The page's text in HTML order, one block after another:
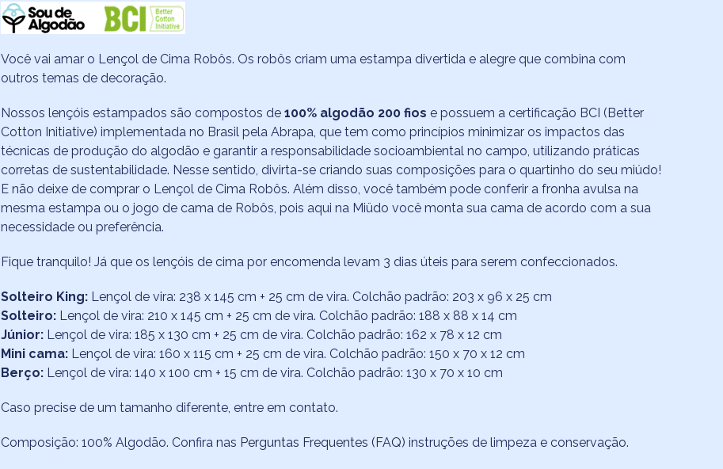
Você vai amar o Lençol de Cima Robôs. Os robôs criam uma estampa divertida e alegre que combina com
outros temas de decoração.
Nossos lençóis estampados são compostos de 100% algodão 200 fios e possuem a certificação BCI (Better
Cotton Initiative) implementada no Brasil pela Abrapa, que tem como princípios minimizar os impactos das
técnicas de produção do algodão e garantir a responsabilidade socioambiental no campo, utilizando práticas
corretas de sustentabilidade.​ Nesse sentido, divirta-se criando suas composições para o quartinho do seu miúdo!
E não deixe de comprar o Lençol de Cima Robôs. Além disso, você também pode conferir a fronha avulsa na
mesma estampa ou o jogo de cama de Robôs, pois aqui na Miüdo você monta sua cama de acordo com a sua
necessidade ou preferência.
Fique tranquilo! Já que os lençóis de cima por encomenda levam 3 dias úteis para serem confeccionados.
Solteiro King: Lençol de vira: 238 x 145 cm + 25 cm de vira. Colchão padrão: 203 x 96 x 25 cm
Solteiro: Lençol de vira: 210 x 145 cm + 25 cm de vira. Colchão padrão: 188 x 88 x 14 cm
Júnior: Lençol de vira: 185 x 130 cm + 25 cm de vira. Colchão padrão: 162 x 78 x 12 cm
Mini cama: Lençol de vira: 160 x 115 cm + 25 cm de vira. Colchão padrão: 150 x 70 x 12 cm
Berço: Lençol de vira: 140 x 100 cm + 15 cm de vira. Colchão padrão: 130 x 70 x 10 cm
Caso precise de um tamanho diferente, entre em contato.
Composição: 100% Algodão. Confira nas Perguntas Frequentes (FAQ) instruções de limpeza e conservação.